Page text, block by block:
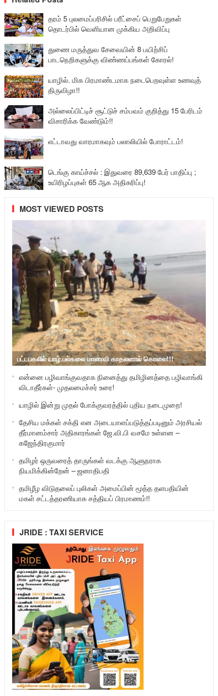
தரம் 5 புலமைப்பரிசில் பரீட்சைப் பெறுபேறுகள்
தொடர்பில் வெளியான முக்கிய அறிவிப்பு
துணை மருத்துவ சேவையின் 8 பயிற்சிப்
பாடநெறிகளுக்கு விண்ணப்பங்கள் கோரல்!
யாழில். மிக பிரமாண்டமாக நடைபெறவுள்ள உணவுத்
திருவிழா!!
அல்லைப்பிட்டிச் சூட்டுச் சம்பவம் குறித்து 15 பேரிடம்
விசாரிக்க வேண்டும்!!
எட்டாவது வாரமாகவும் பலாலியில் போராட்டம்!
டெங்கு காய்ச்சல் : இதுவரை 89,639 பேர் பாதிப்பு ;
உயிரிழப்புகள் 65 ஆக அதிகரிப்பு!
MOST VIEWED POSTS
பட்டபகலில் யாழ்.பல்கலை மாணவி காதலனால் கொலை!!!
என்னை பழிவாங்குவதாக நினைத்து தமிழினத்தை பழிவாங்கி
விடாதீர்கள்- முதலமைச்சர் உரை!
யாழில் இன்று முதல் போக்குவரத்தில் புதிய நடைமுறை!
தேசிய மக்கள் சக்தி என அடையாளப்படுத்தப்படினும் அரசியல்
தீர்மானம்சார் அதிகாரங்கள் ஜே.வி.பி வசமே உள்ளன –
கஜேந்திரகுமார்
தமிழர் ஒருவரைத் தாருங்கள் வடக்கு ஆளுநராக
நியமிக்கின்றேன் – ஜனாதிபதி
தமிழீழ விடுதலைப் புலிகள் அமைப்பின் மூத்த தளபதியின்
மகள் சட்டத்தரணியாக சத்தியப் பிரமாணம்!!
JRIDE : TAXI SERVICE